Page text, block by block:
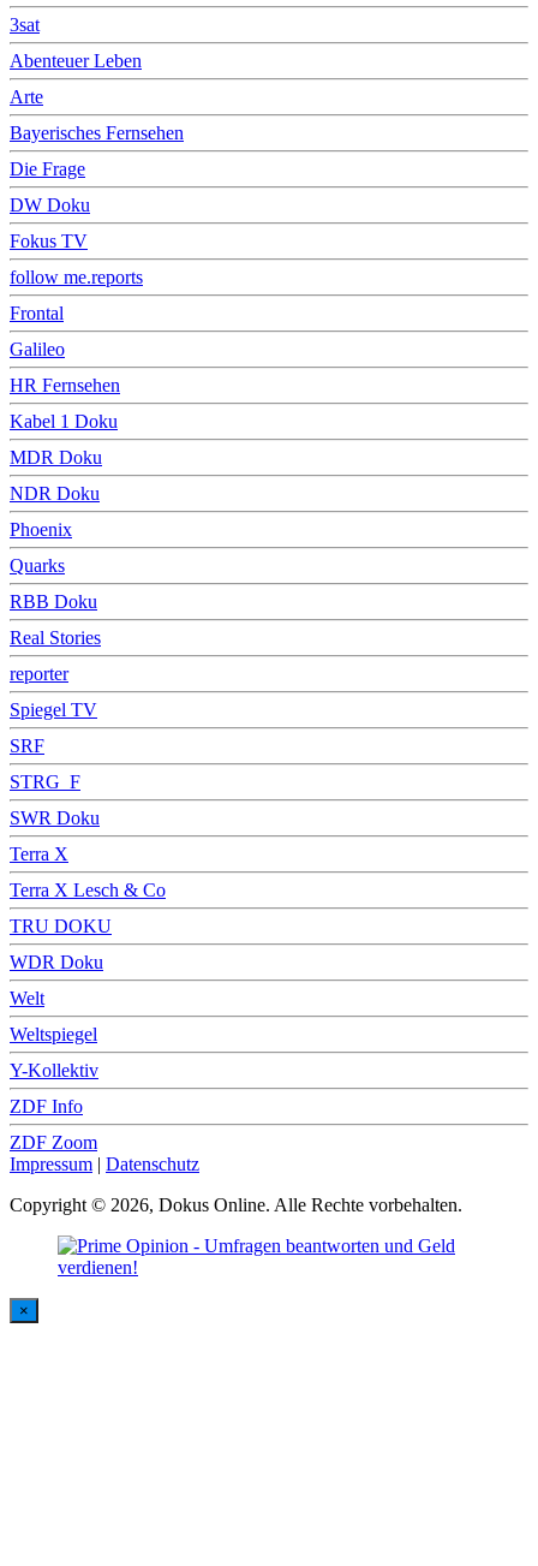
3sat
Abenteuer Leben
Arte
Bayerisches Fernsehen
Die Frage
DW Doku
Fokus TV
follow me.reports
Frontal
Galileo
HR Fernsehen
Kabel 1 Doku
MDR Doku
NDR Doku
Phoenix
Quarks
RBB Doku
Real Stories
reporter
Spiegel TV
SRF
STRG_F
SWR Doku
Terra X
Terra X Lesch & Co
TRU DOKU
WDR Doku
Welt
Weltspiegel
Y-Kollektiv
ZDF Info
ZDF Zoom
Impressum | Datenschutz
Copyright © 2026, Dokus Online. Alle Rechte vorbehalten.
×